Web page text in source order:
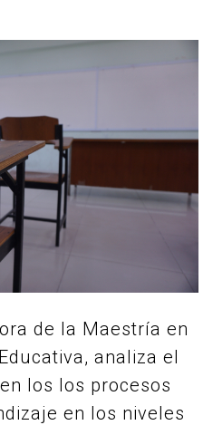
de la Maestría en
analiza el
los los procesos
en los niveles